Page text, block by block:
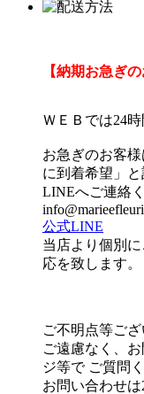
【納期お急ぎの
ＷＥＢでは24
お急ぎのお客
に到着希望」
LINEへご連絡
公式LINE
当店より個別
応を致します。
ご不明点等ご
ご遠慮なく、
ジ等で ご質問
お問い合わせ